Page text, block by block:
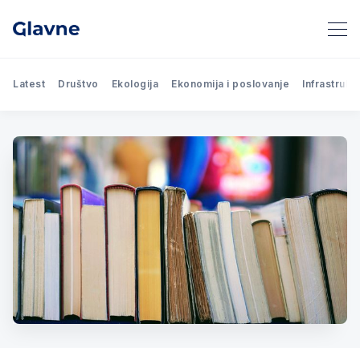
Latest Društvo Ekologija Ekonomija i poslovanje